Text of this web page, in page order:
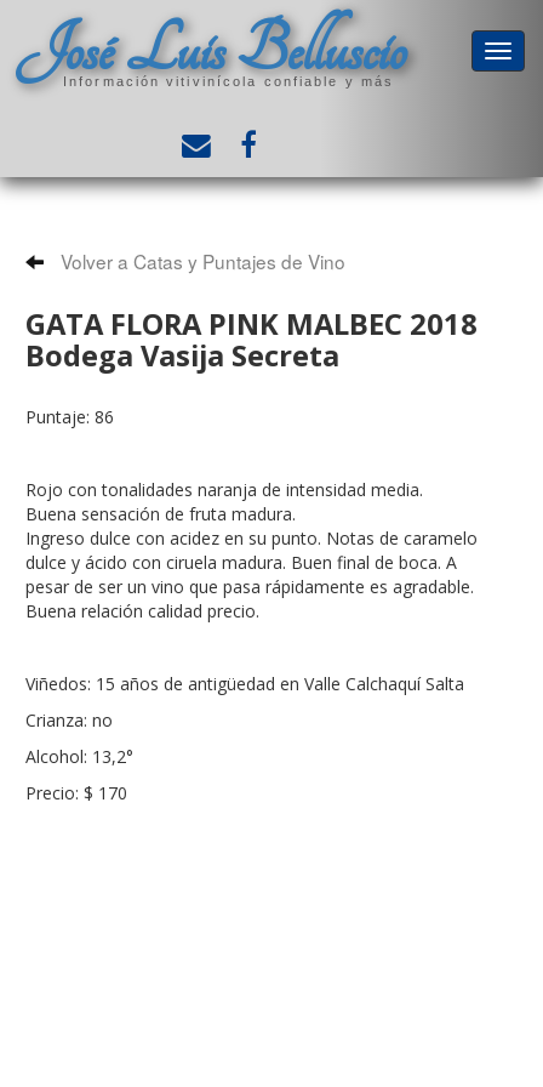
José Luis Belluscio
Información vitivinícola confiable y más
Volver a Catas y Puntajes de Vino
GATA FLORA PINK MALBEC 2018
Bodega Vasija Secreta
Puntaje: 86
Rojo con tonalidades naranja de intensidad media.
Buena sensación de fruta madura.
Ingreso dulce con acidez en su punto. Notas de caramelo
dulce y ácido con ciruela madura. Buen final de boca. A
pesar de ser un vino que pasa rápidamente es agradable.
Buena relación calidad precio.
Viñedos: 15 años de antigüedad en Valle Calchaquí Salta
Crianza: no
Alcohol: 13,2°
Precio: $ 170